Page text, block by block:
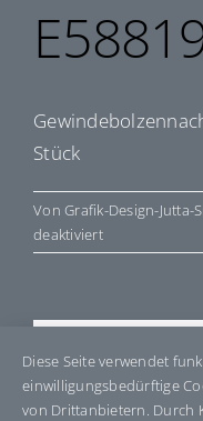
Stück
VonGrafik-Design-Jutta-
deaktiviertfür
E58819
Share
Diese Seite verwendet
einwilligungsbedürftige
von Drittanbietern. Durch